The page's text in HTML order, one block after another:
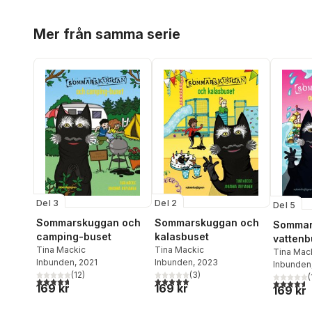
Mer från samma serie
Del 3
Sommarskuggan och
camping-buset
Tina Mackic
Inbunden, 2021
4,7utav 5 stjärnor. Totalt antal röster:
(12)
169 kr
Del 2
Sommarskuggan och
kalasbuset
Tina Mackic
Inbunden, 2023
5,0utav 5 stjärnor. Totalt antal röster:
(3)
169 kr
Del 5
Tina
Inbunden
4,6utav (
169 kr